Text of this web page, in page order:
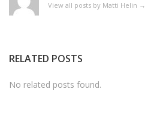
View all posts by Matti Helin →
RELATED POSTS
No related posts found.